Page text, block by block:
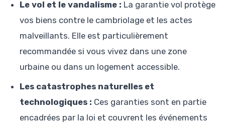
Le vol et le vandalisme : La garantie vol protège
vos biens contre le cambriolage et les actes
malveillants. Elle est particulièrement
recommandée si vous vivez dans une zone
urbaine ou dans un logement accessible.
Les catastrophes naturelles et
technologiques : Ces garanties sont en partie
encadrées par la loi et couvrent les événements